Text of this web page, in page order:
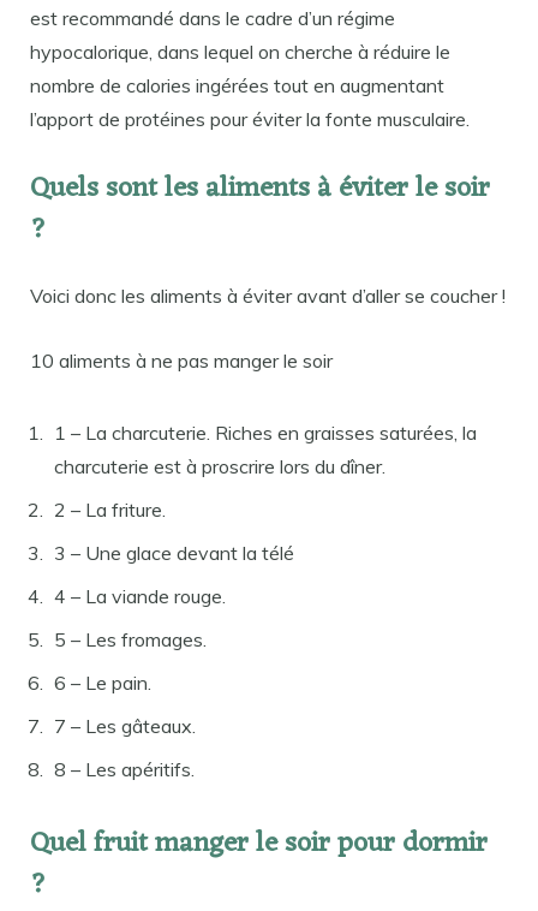
est recommandé dans le cadre d’un régime
hypocalorique, dans lequel on cherche à réduire le
nombre de calories ingérées tout en augmentant
l’apport de protéines pour éviter la fonte musculaire.
Quels sont les aliments à éviter le soir
?
Voici donc les aliments à éviter avant d’aller se coucher !
10 aliments à ne pas manger le soir
1 – La charcuterie. Riches en graisses saturées, la
charcuterie est à proscrire lors du dîner.
2 – La friture.
3 – Une glace devant la télé
4 – La viande rouge.
5 – Les fromages.
6 – Le pain.
7 – Les gâteaux.
8 – Les apéritifs.
Quel fruit manger le soir pour dormir
?